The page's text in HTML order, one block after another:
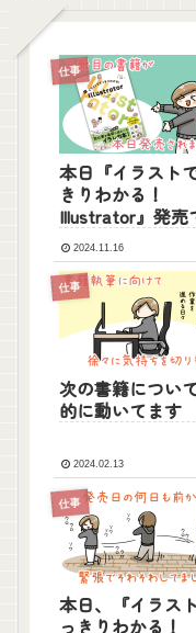
仕事
本日『イラスト
きりわかる！
Illustrator』発売
す！
2024.11.16
仕事
次の書籍につい
的に動いてます
2024.02.13
仕事
本日、『イラス
っきりわかる！